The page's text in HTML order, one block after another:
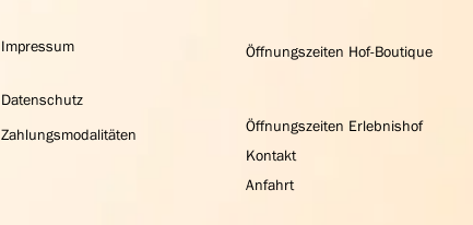
Impressum Öffnungszeiten Hof-Boutique
Datenschutz
Zahlungsmodalitäten
Öffnungszeiten Erlebnishof
Kontakt
Anfahrt